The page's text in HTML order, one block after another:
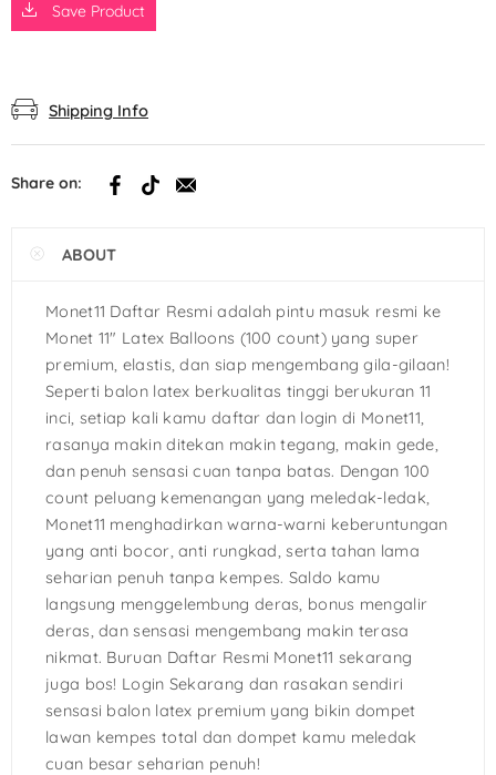
Save Product
Shipping Info
Share on:
ABOUT
Monet11 Daftar Resmi adalah pintu masuk resmi ke
Monet 11″ Latex Balloons (100 count) yang super
premium, elastis, dan siap mengembang gila-gilaan!
Seperti balon latex berkualitas tinggi berukuran 11
inci, setiap kali kamu daftar dan login di Monet11,
rasanya makin ditekan makin tegang, makin gede,
dan penuh sensasi cuan tanpa batas. Dengan 100
count peluang kemenangan yang meledak-ledak,
Monet11 menghadirkan warna-warni keberuntungan
yang anti bocor, anti rungkad, serta tahan lama
seharian penuh tanpa kempes. Saldo kamu
langsung menggelembung deras, bonus mengalir
deras, dan sensasi mengembang makin terasa
nikmat. Buruan Daftar Resmi Monet11 sekarang
juga bos! Login Sekarang dan rasakan sendiri
sensasi balon latex premium yang bikin dompet
lawan kempes total dan dompet kamu meledak
cuan besar seharian penuh!